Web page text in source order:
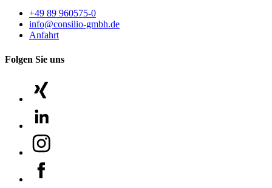
+49 89 960575-0
info@consilio-gmbh.de
Anfahrt
Folgen Sie uns